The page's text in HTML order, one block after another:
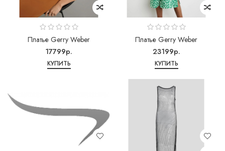
Платье Gerry Weber
17799р.
КУПИТЬ
Платье Gerry Weber
23199р.
КУПИТЬ